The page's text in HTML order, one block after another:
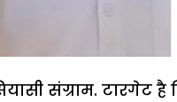
संग्राम. टारगेट